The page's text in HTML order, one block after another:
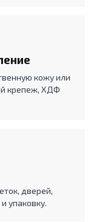
кожу или
крепеж, ХДФ
дверей,
упаковку.